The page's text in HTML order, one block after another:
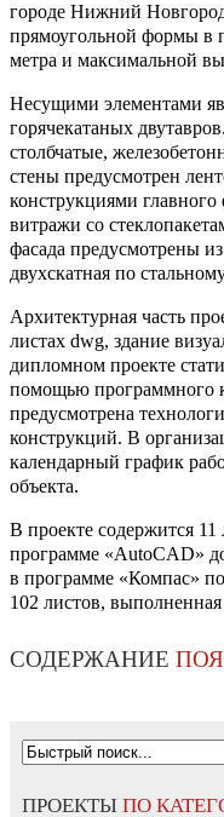
городе Нижний
прямоугольной формы в
метра и максимальной
Несущими элементами
горячекатаных
столбчатые,
стены предусмотрен
конструкциями
витражи со
фасада предусмотрены
двухскатная по
Архитектурная часть
листах dwg, здание
дипломном проекте
помощью программного
предусмотрена
конструкций. В
календарный график
объекта.
В проекте содержится
программе «AutoCAD»
в программе «Компас»
102 листов,
СОДЕРЖАНИЕ
ПРОЕКТЫ ПО